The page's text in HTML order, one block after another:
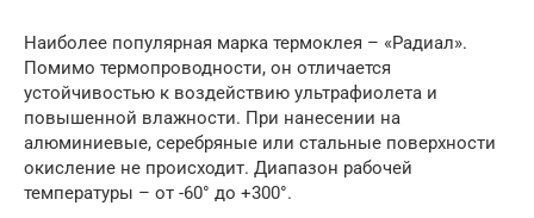
Наиболее популярная марка термоклея – «Радиал».
Помимо термопроводности, он отличается
устойчивостью к воздействию ультрафиолета и
повышенной влажности. При нанесении на
алюминиевые, серебряные или стальные поверхности
окисление не происходит. Диапазон рабочей
температуры – от -60° до +300°.